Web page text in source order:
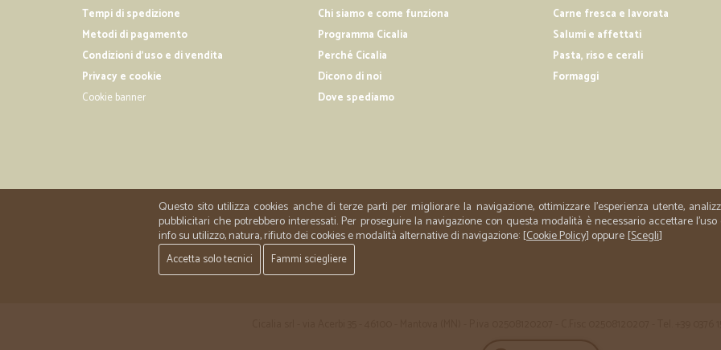
Consegna velocissima e perfetta
Tempi di spedizione
Metodi di pagamento
Condizioni d'uso e di vendita
Privacy e cookie
Cookie banner
Chi siamo e come funziona
Programma Cicalia
Perché Cicalia
Dicono di noi
Dove spediamo
Carne fresca e lavorata
Salumi e affettati
Pasta, riso e cerali
Formaggi
Questo sito utilizza cookies anche di terze parti per migliorare la navigazione, ottimizzare l'esperienza utente,
pubblicitari che potrebbero interessati. Per proseguire la navigazione con questa modalità è necessario accettare
info su utilizzo, natura, rifiuto dei cookies e modalità alternative di navigazione: [Cookie Policy] oppure [Scegli]
Accetta solo tecnici Fammi sciegliere